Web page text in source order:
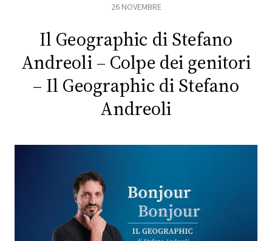
RADIO
PLAYLIST
FOTO
CONCORSI
26 NOVEMBRE
Il Geographic di Stefano
Andreoli – Colpe dei genitori
– Il Geographic di Stefano
Andreoli